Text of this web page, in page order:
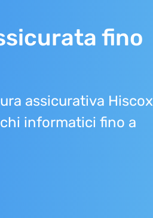
fino
assicurativa Hiscox
informatici fino a